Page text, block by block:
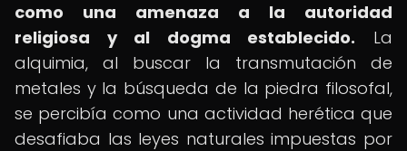
como una amenaza a la autoridad
religiosa y al dogma establecido. La
alquimia, al buscar la transmutación de
metales y la búsqueda de la piedra filosofal,
se percibía como una actividad herética que
desafiaba las leyes naturales impuestas por